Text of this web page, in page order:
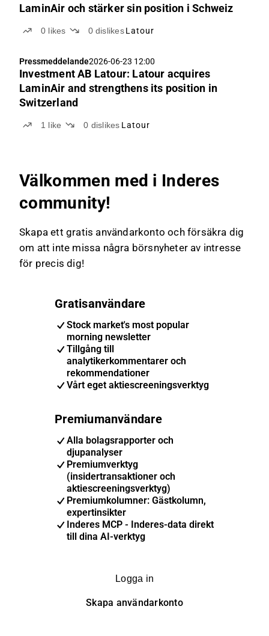
LaminAir och stärker sin position i Schweiz
0 likes 0 dislikes Latour
Pressmeddelande2026-06-23 12:00
Investment AB Latour: Latour acquires
LaminAir and strengthens its position in
Switzerland
1 like 0 dislikes Latour
Välkommen med i Inderes
community!
Skapa ett gratis användarkonto och försäkra dig
om att inte missa några börsnyheter av intresse
för precis dig!
Gratisanvändare
Stock market's most popular
morning newsletter
Tillgång till
analytikerkommentarer och
rekommendationer
Vårt eget aktiescreeningsverktyg
Premiumanvändare
Alla bolagsrapporter och
djupanalyser
Premiumverktyg
(insidertransaktioner och
aktiescreeningsverktyg)
Premiumkolumner: Gästkolumn,
expertinsikter
Inderes MCP - Inderes-data direkt
till dina AI-verktyg
Logga in
Skapa användarkonto